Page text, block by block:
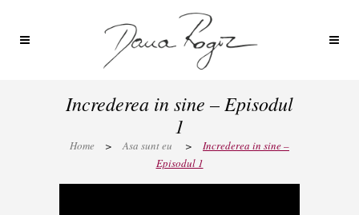
Increderea in sine – Episodul
1
Home > Asa sunt eu >
Increderea in sine –
Episodul 1